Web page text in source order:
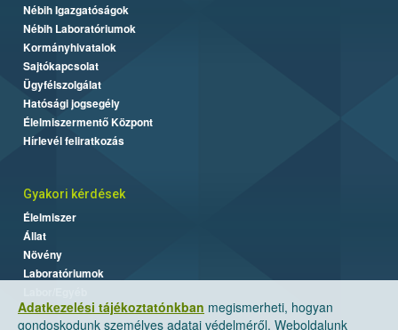
Adatkezelési tájékoztatónkban megismerheti, hogyan
gondoskodunk személyes adatai védelméről. Weboldalunk
Nébih Igazgatóságok
Nébih Laboratóriumok
Kormányhivatalok
Sajtókapcsolat
Ügyfélszolgálat
Hatósági jogsegély
Élelmiszermentő Központ
Hírlevél feliratkozás
Gyakori kérdések
Élelmiszer
Állat
Növény
Laboratóriumok